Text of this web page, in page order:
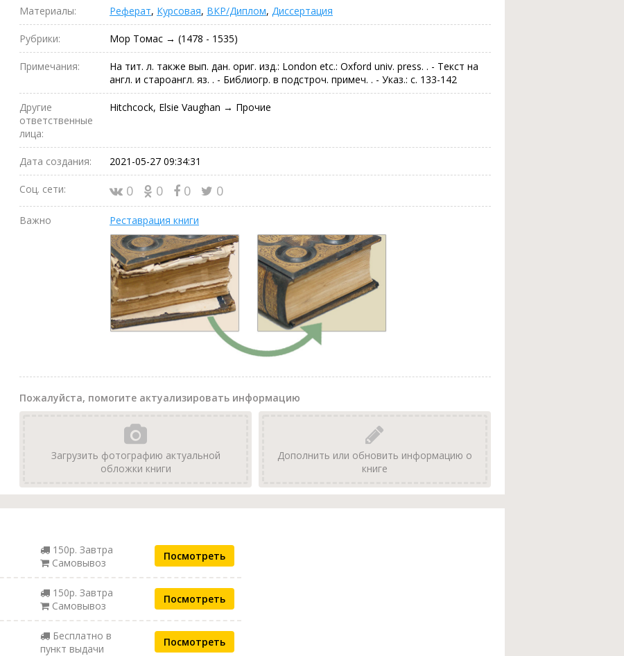
Материалы: Реферат, Курсовая, ВКР/Диплом, Диссертация
Рубрики: Мор Томас → (1478 - 1535)
Примечания:
На тит. л. также вып. дан. ориг. изд.: London etc.: Oxford univ. press. . - Текст на
англ. и староангл. яз. . - Библиогр. в подстроч. примеч. . - Указ.: с. 133-142
Другие
ответственные
лица:
Hitchcock, Elsie Vaughan → Прочие
Дата создания: 2021-05-27 09:34:31
Соц. сети: 0 0 0 0
Важно Реставрация книги
Пожалуйста, помогите актуализировать информацию
Загрузить фотографию актуальной
обложки книги
Дополнить или обновить информацию о
книге
150р. Завтра
Самовывоз
Посмотреть
150р. Завтра
Самовывоз
Посмотреть
Бесплатно в
пункт выдачи
Посмотреть